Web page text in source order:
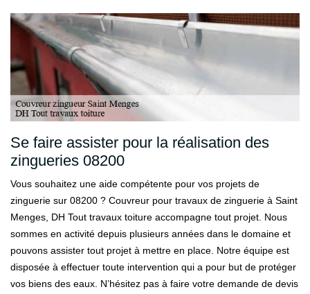
Se faire assister pour la réalisation des
zingueries 08200
Vous souhaitez une aide compétente pour vos projets de
zinguerie sur 08200 ? Couvreur pour travaux de zinguerie à Saint
Menges, DH Tout travaux toiture accompagne tout projet. Nous
sommes en activité depuis plusieurs années dans le domaine et
pouvons assister tout projet à mettre en place. Notre équipe est
disposée à effectuer toute intervention qui a pour but de protéger
vos biens des eaux. N’hésitez pas à faire votre demande de devis